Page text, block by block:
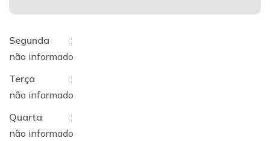
Segunda
:
não informado
Terça
:
não informado
Quarta
:
não informado